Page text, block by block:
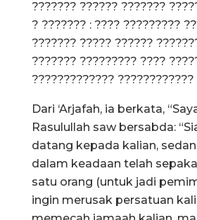
??????? ?????? ???????
? ??????? : ???? ?????????
??????? ????? ??????
??????? ????????? ????
????????????? ????????????
Dari ‘Arjafah, ia berkata,
Rasulullah saw bersabda:
datang kepada kalian,
dalam keadaan telah
satu orang (untuk jadi
ingin merusak persatuan